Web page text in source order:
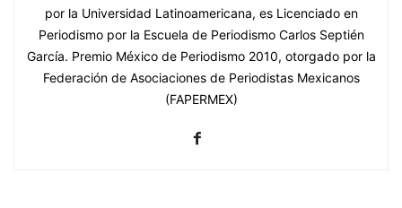
por la Universidad Latinoamericana, es Licenciado en
Periodismo por la Escuela de Periodismo Carlos Septién
García. Premio México de Periodismo 2010, otorgado por la
Federación de Asociaciones de Periodistas Mexicanos
(FAPERMEX)